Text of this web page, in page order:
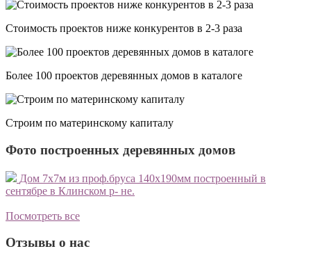
Стоимость проектов ниже конкурентов в 2-3 раза
Более 100 проектов деревянных домов в каталоге
Строим по материнскому капиталу
Фото построенных деревянных домов
Дом 7х7м из проф.бруса 140х190мм построенный в
сентябре в Клинском р- не.
Посмотреть все
Отзывы о нас